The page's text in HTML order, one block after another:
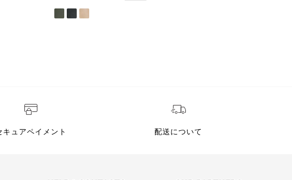
キュアペイメント 配送について